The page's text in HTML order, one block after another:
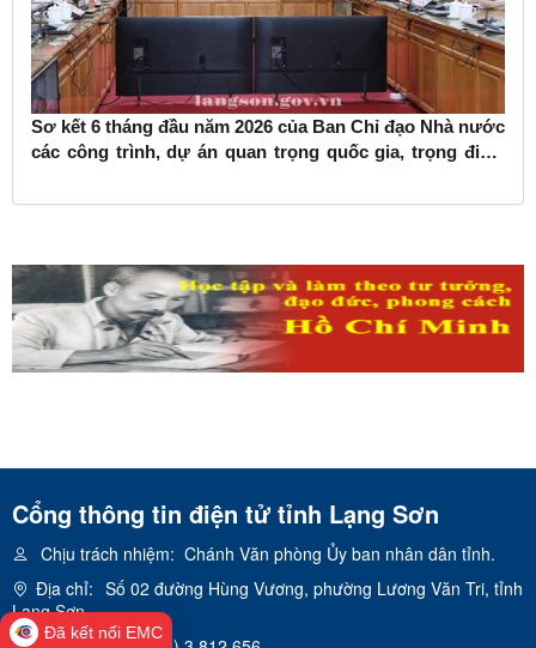
Sơ kết 6 tháng đầu năm 2026 của Ban Chỉ đạo Nhà nước
các công trình, dự án quan trọng quốc gia, trọng điểm
Cổng thông tin điện tử tỉnh Lạng Sơn
Chịu trách nhiệm: Chánh Văn phòng Ủy ban nhân dân tỉnh.
Địa chỉ: Số 02 đường Hùng Vương, phường Lương Văn Tri, tỉnh
Lạng Sơn
Đã kết nối EMC